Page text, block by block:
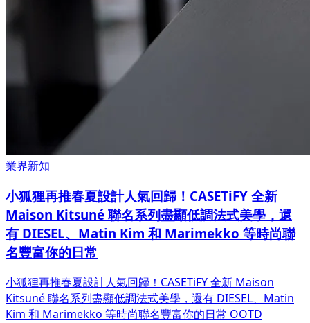
業界新知
小狐狸再推春夏設計人氣回歸！CASETiFY 全新
Maison Kitsuné 聯名系列盡顯低調法式美學，還
有 DIESEL、Matin Kim 和 Marimekko 等時尚聯
名豐富你的日常
小狐狸再推春夏設計人氣回歸！CASETiFY 全新 Maison
Kitsuné 聯名系列盡顯低調法式美學，還有 DIESEL、Matin
Kim 和 Marimekko 等時尚聯名豐富你的日常 OOTD